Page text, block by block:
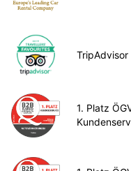
TripAdvisor
1. Platz